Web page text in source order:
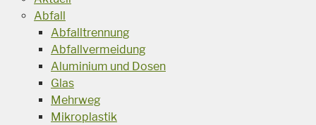
Abfall
Abfalltrennung
Abfallvermeidung
Aluminium und Dosen
Glas
Mehrweg
Mikroplastik